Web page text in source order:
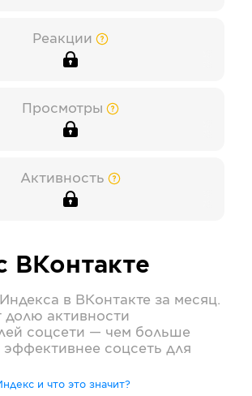
Реакции
Просмотры
Активность
ВКонтакте
в ВКонтакте за месяц.
долю активности
соцсети — чем больше
эффективнее соцсеть для
и что это значит?